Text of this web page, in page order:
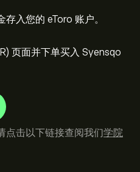
入您的 eToro 账户。
页面并下单买入 Syensqo
点击以下链接查阅我们学院